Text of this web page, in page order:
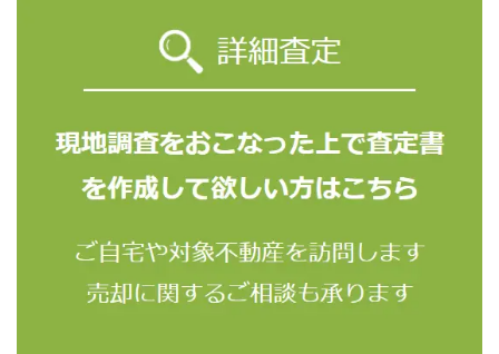
利用の停止、 消去及び第三者への提供の停止(以下ま
とめて「開示等」といいます)があった場合には、係
予定されている場合であって、 当社が開示等を行う
権限を有している場合には、法令上の根拠を確認の上
で、これに応じさせていただきます。
（1）開示等の求めの対象となる項目